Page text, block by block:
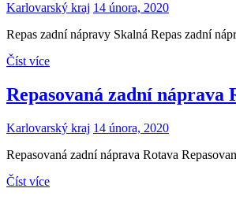
Karlovarský kraj 14 února, 2020
Repas zadní nápravy Skalná Repas zadní
Číst více
Repasovaná zadní náprava
Karlovarský kraj 14 února, 2020
Repasovaná zadní náprava Rotava
Číst více